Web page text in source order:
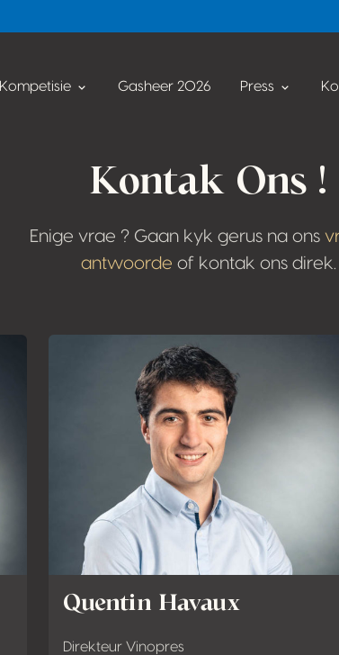
Kompetisie Gasheer 2026 Press
Kontak Ons !
Enige vrae ? Gaan kyk gerus na ons
antwoorde of kontak ons direk.
More
Quentin Havaux
Direkteur Vinopres